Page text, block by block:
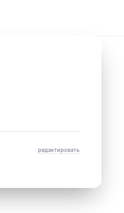
редактировать